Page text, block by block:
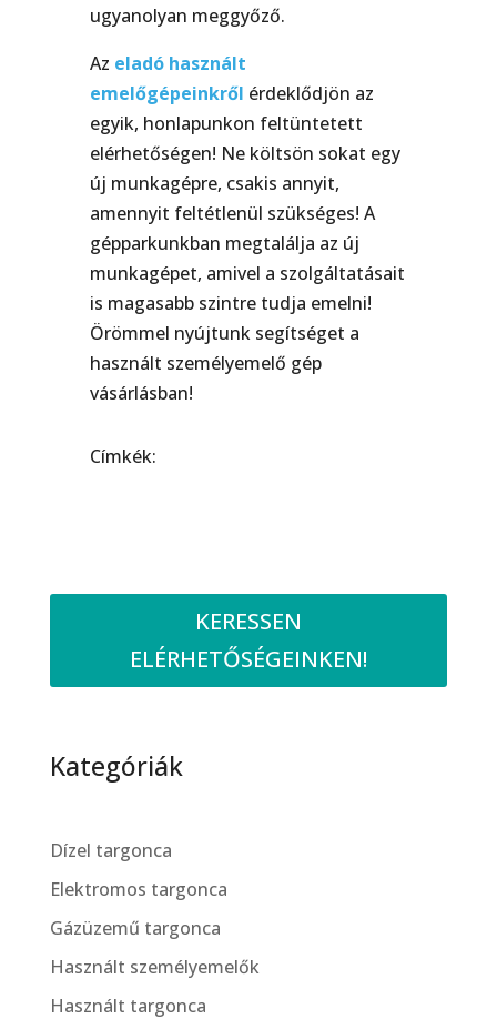
ugyanolyan meggyőző.
Az eladó használt
emelőgépeinkről érdeklődjön az
egyik, honlapunkon feltüntetett
elérhetőségen! Ne költsön sokat egy
új munkagépre, csakis annyit,
amennyit feltétlenül szükséges! A
gépparkunkban megtalálja az új
munkagépet, amivel a szolgáltatásait
is magasabb szintre tudja emelni!
Örömmel nyújtunk segítséget a
használt személyemelő gép
vásárlásban!
Címkék:
KERESSEN
ELÉRHETŐSÉGEINKEN!
Kategóriák
Dízel targonca
Elektromos targonca
Gázüzemű targonca
Használt személyemelők
Használt targonca